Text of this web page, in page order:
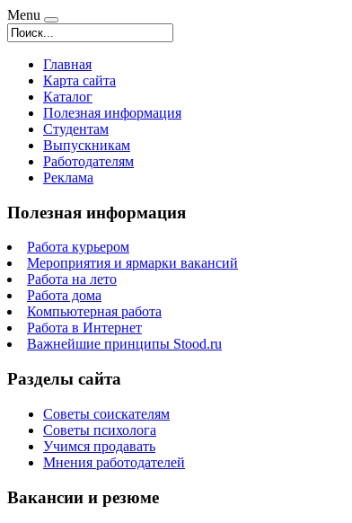
Menu
Главная
Карта сайта
Каталог
Полезная информация
Студентам
Выпускникам
Работодателям
Реклама
Полезная информация
Работа курьером
Мероприятия и ярмарки вакансий
Работа на лето
Работа дома
Компьютерная работа
Работа в Интернет
Важнейшие принципы Stood.ru
Разделы сайта
Советы соискателям
Советы психолога
Учимся продавать
Мнения работодателей
Вакансии и резюме